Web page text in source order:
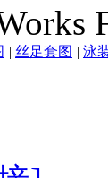
| 丝足套图 | 泳